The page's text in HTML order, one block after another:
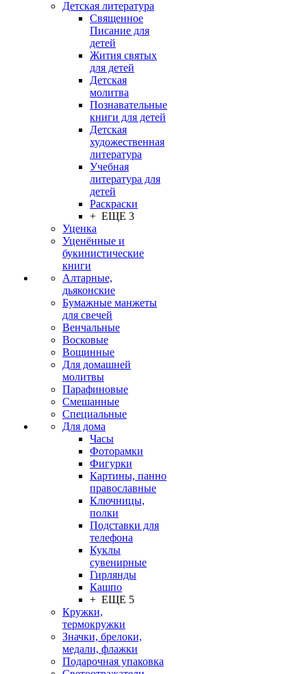
Детская литература
Священное
Писание для
детей
Жития святых
для детей
Детская
молитва
Познавательные
книги для детей
Детская
художественная
литература
Учебная
литература для
детей
Раскраски
+ ЕЩЕ 3
Уценка
Уценённые и
букинистические
книги
Алтарные,
дьяконские
Бумажные манжеты
для свечей
Венчальные
Восковые
Вощинные
Для домашней
молитвы
Парафиновые
Смешанные
Специальные
Для дома
Часы
Фоторамки
Фигурки
Картины, панно
православные
Ключницы,
полки
Подставки для
телефона
Куклы
сувенирные
Гирлянды
Кашпо
+ ЕЩЕ 5
Кружки,
термокружки
Значки, брелоки,
медали, флажки
Подарочная упаковка